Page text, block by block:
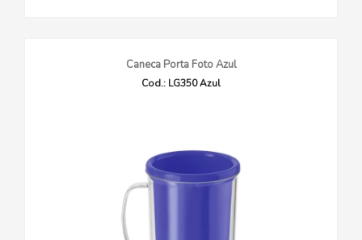
Caneca Porta Foto Azul
Cod.: LG350 Azul